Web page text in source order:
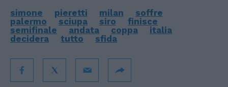
simone pieretti milan
soffre
palermo
sciupa siro
finisce
semifinale
andata coppa
italia
decidera
tutto sfida